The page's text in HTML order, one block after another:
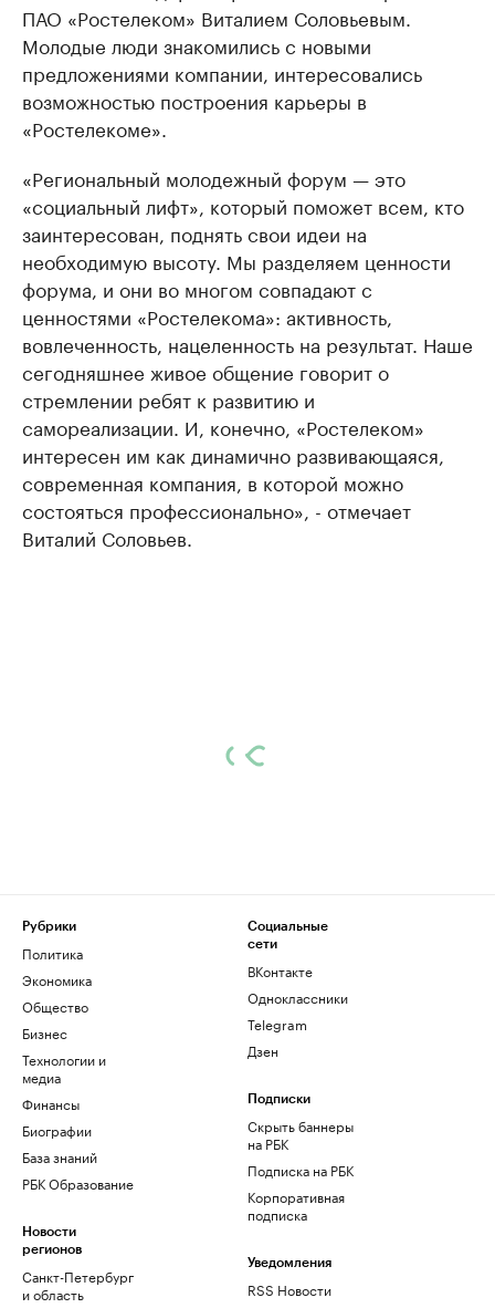
ПАО «Ростелеком» Виталием Соловьевым.
Молодые люди знакомились с новыми
предложениями компании, интересовались
возможностью построения карьеры в
«Ростелекоме».
«Региональный молодежный форум — это
«социальный лифт», который поможет всем, кто
заинтересован, поднять свои идеи на
необходимую высоту. Мы разделяем ценности
форума, и они во многом совпадают с
ценностями «Ростелекома»: активность,
вовлеченность, нацеленность на результат. Наше
сегодняшнее живое общение говорит о
стремлении ребят к развитию и
самореализации. И, конечно, «Ростелеком»
интересен им как динамично развивающаяся,
современная компания, в которой можно
состояться профессионально», - отмечает
Виталий Соловьев.
Рубрики
Политика
Экономика
Общество
Бизнес
Технологии и
медиа
Финансы
Биографии
База знаний
РБК Образование
Новости
регионов
Санкт-Петербург
и область
Социальные
сети
ВКонтакте
Одноклассники
Telegram
Дзен
Подписки
Скрыть баннеры
на РБК
Подписка на РБК
Корпоративная
подписка
Уведомления
RSS Новости